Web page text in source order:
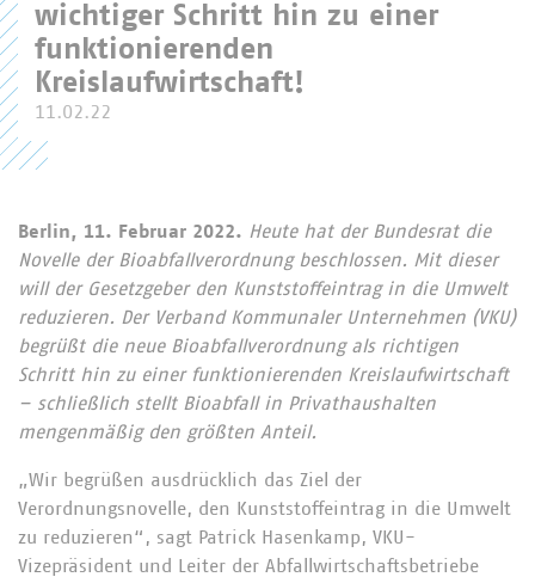
wichtiger Schritt hin zu einer
funktionierenden
Kreislaufwirtschaft!
11.02.22
Berlin, 11. Februar 2022. Heute hat der Bundesrat die
Novelle der Bioabfallverordnung beschlossen. Mit dieser
will der Gesetzgeber den Kunststoffeintrag in die Umwelt
reduzieren. Der Verband Kommunaler Unternehmen (VKU)
begrüßt die neue Bioabfallverordnung als richtigen
Schritt hin zu einer funktionierenden Kreislaufwirtschaft
– schließlich stellt Bioabfall in Privathaushalten
mengenmäßig den größten Anteil.
„Wir begrüßen ausdrücklich das Ziel der
Verordnungsnovelle, den Kunststoffeintrag in die Umwelt
zu reduzieren“, sagt Patrick Hasenkamp, VKU-
Vizepräsident und Leiter der Abfallwirtschaftsbetriebe